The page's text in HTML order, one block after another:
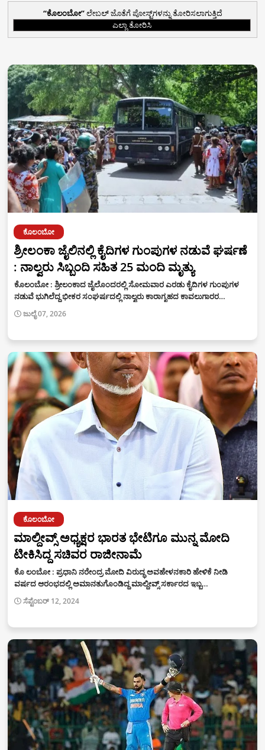
ಕೊಲಂಬೋ ಲೇಬಲ್ ಜೊತೆಗೆ ಪೋಸ್ಟ್‌ಗಳನ್ನು ತೋರಿಸಲಾಗುತ್ತಿದೆ
ಎಲ್ಲಾ ತೋರಿಸಿ
ಕೊಲಂಬೋ
ಶ್ರೀಲಂಕಾ ಜೈಲಿನಲ್ಲಿ ಕೈದಿಗಳ ಗುಂಪುಗಳ ನಡುವೆ ಘರ್ಷಣೆ
: ನಾಲ್ವರು ಸಿಬ್ಬಂದಿ ಸಹಿತ 25 ಮಂದಿ ಮೃತ್ಯು
ಕೊಲಂಬೋ : ಶ್ರೀಲಂಕಾದ ಜೈಲೊಂದರಲ್ಲಿ ಸೋಮವಾರ ಎರಡು ಕೈದಿಗಳ ಗುಂಪುಗಳ
ನಡುವೆ ಭುಗಿಲೆದ್ದ ಭೀಕರ ಸಂಘರ್ಷದಲ್ಲಿ ನಾಲ್ವರು ಕಾರಾಗೃಹದ ಕಾವಲುಗಾರರ…
ಜುಲೈ 07, 2026
ಕೊಲಂಬೋ
ಮಾಲ್ದೀವ್ಸ್‌ ಅಧ್ಯಕ್ಷರ ಭಾರತ ಭೇಟಿಗೂ ಮುನ್ನ ಮೋದಿ
ಟೀಕಿಸಿದ್ದ ಸಚಿವರ ರಾಜೀನಾಮೆ
ಕೊ ಲಂಬೋ : ಪ್ರಧಾನಿ ನರೇಂದ್ರ ಮೋದಿ ವಿರುದ್ಧ ಅವಹೇಳನಕಾರಿ ಹೇಳಿಕೆ ನೀಡಿ
ವರ್ಷದ ಆರಂಭದಲ್ಲಿ ಅಮಾನತುಗೊಂಡಿದ್ದ ಮಾಲ್ದೀವ್ಸ್‌ ಸರ್ಕಾರದ ಇಬ್ಬ…
ಸೆಪ್ಟೆಂಬರ್ 12, 2024